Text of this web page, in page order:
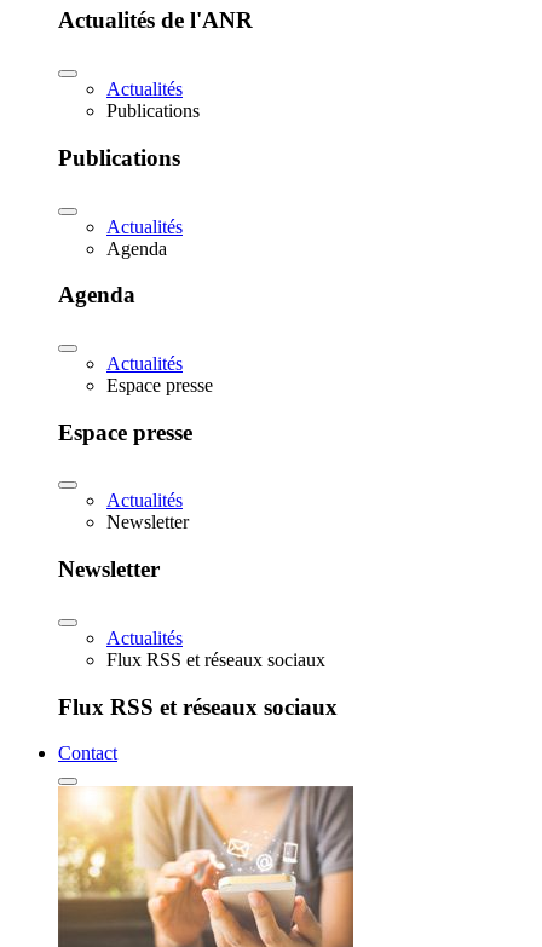
Actualités de l'ANR
Actualités
Publications
Publications
Actualités
Agenda
Agenda
Actualités
Espace presse
Espace presse
Actualités
Newsletter
Newsletter
Actualités
Flux RSS et réseaux sociaux
Flux RSS et réseaux sociaux
Contact